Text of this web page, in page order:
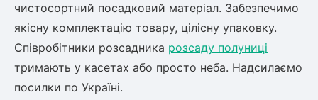
чистосортний посадковий матеріал. Забезпечимо
якісну комплектацію товару, цілісну упаковку.
Співробітники розсадника розсаду полуниці
тримають у касетах або просто неба. Надсилаємо
посилки по Україні.